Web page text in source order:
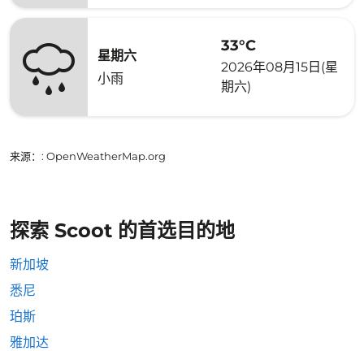
星期六
小雨
33°C
2026年08月15日(星
期六)
来源： : OpenWeatherMap.org
探索 Scoot 的首选目的地
新加坡
悉尼
珀斯
雅加达